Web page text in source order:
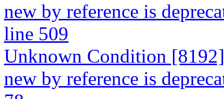
new by reference is
line 509
Unknown Condition
new by reference is